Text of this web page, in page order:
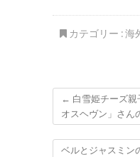
カテゴリー :海
← 白雪姫チーズ
オスヘヴン」さん
ベルとジャスミン